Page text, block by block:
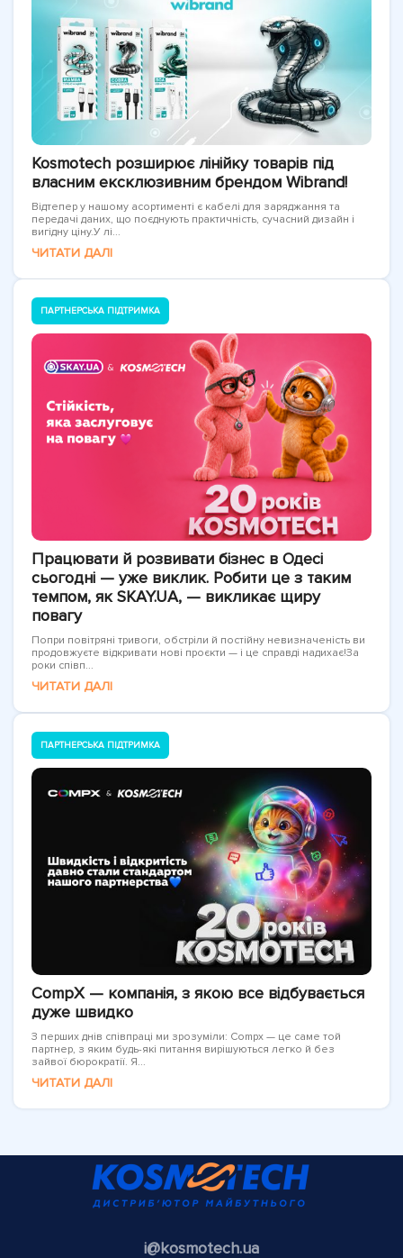
Kosmotech розширює лінійку товарів під
власним ексклюзивним брендом Wibrand!
Відтепер у нашому асортименті є кабелі для заряджання та
передачі даних, що поєднують практичність, сучасний дизайн і
вигідну ціну.У лі...
ЧИТАТИ ДАЛІ
ПАРТНЕРСЬКА ПІДТРИМКА
Працювати й розвивати бізнес в Одесі
сьогодні — уже виклик. Робити це з таким
темпом, як SKAY.UA, — викликає щиру
повагу
Попри повітряні тривоги, обстріли й постійну невизначеність ви
продовжуєте відкривати нові проєкти — і це справді надихає!За
роки співп...
ЧИТАТИ ДАЛІ
ПАРТНЕРСЬКА ПІДТРИМКА
CompX — компанія, з якою все відбувається
дуже швидко
З перших днів співпраці ми зрозуміли: Compx — це саме той
партнер, з яким будь-які питання вирішуються легко й без
зайвої бюрократії. Я...
ЧИТАТИ ДАЛІ
i@kosmotech.ua